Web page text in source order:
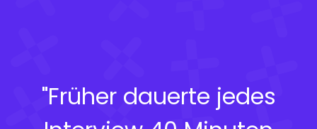
"Früher dauerte jedes